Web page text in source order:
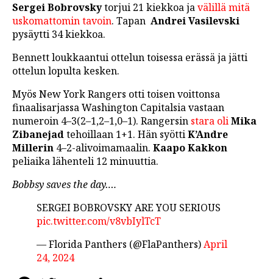
Sergei Bobrovskytorjui 21 kiekkoa javälillä mitä
uskomattomin tavoin. Tapan Andrei Vasilevski
pysäytti 34 kiekkoa.
Bennett loukkaantui ottelun toisessa erässä ja jätti
ottelun lopulta kesken.
Myös New York Rangers otti toisen voittonsa
finaalisarjassa Washington Capitalsia vastaan
numeroin 4–3(2–1,2–1,0–1). Rangersin stara oliMika
Zibanejadtehoillaan 1+1. Hän syöttiK’Andre
Millerin 4–2-alivoimamaalin. Kaapo Kakkon
peliaika lähenteli 12 minuuttia.
Bobbsy saves the day….
SERGEI BOBROVSKY ARE YOU SERIOUS
pic.twitter.com/v8vbIylTcT
— Florida Panthers (@FlaPanthers)April
24, 2024